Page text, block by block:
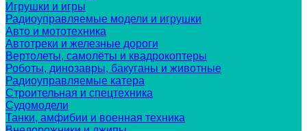
Игрушки и игры
Радиоуправляемые модели и игрушки
Авто и мототехника
Автотреки и железные дороги
Вертолеты, самолёты и квадрокоптеры
Роботы, динозавры, бакуганы и животные
Радиоуправляемые катера
Строительная и спецтехника
Судомодели
Танки, амфибии и военная техника